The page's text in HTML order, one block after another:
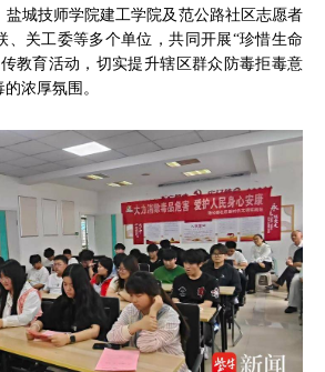
城技师学院建工学院及范公路社区志愿者
、关工委等多个单位，共同开展“珍惜生命
教育活动，切实提升辖区群众防毒拒毒意
浓厚氛围。